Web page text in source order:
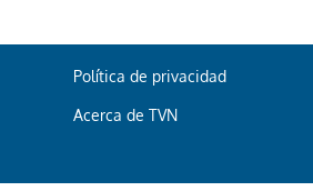
Política de privacidad
Acerca de TVN